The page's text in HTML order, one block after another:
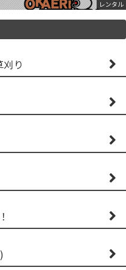
レンタル
り